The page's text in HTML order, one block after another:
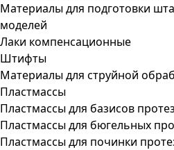
Материалы для подготовки
моделей
Лаки компенсационные
Штифты
Материалы для струйной
Пластмассы
Пластмассы для базисов
Пластмассы для бюгельных
Пластмассы для починки